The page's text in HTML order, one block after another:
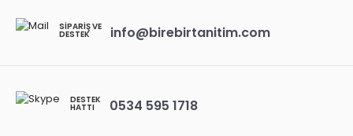
SIPARIŞ VE
DESTEK info@birebirtanitim.com
DESTEK
HATTI 0534 595 1718